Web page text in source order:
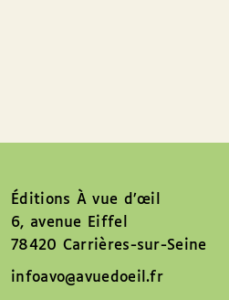
Éditions À vue d’œil
6, avenue Eiffel
78420 Carrières-sur-Seine
infoavo@avuedoeil.fr